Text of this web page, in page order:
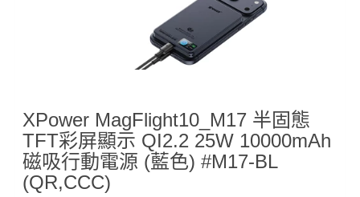
XPower MagFlight10_M17 半固態
TFT彩屏顯示 QI2.2 25W 10000mAh
磁吸行動電源 (藍色) #M17-BL
(QR,CCC)